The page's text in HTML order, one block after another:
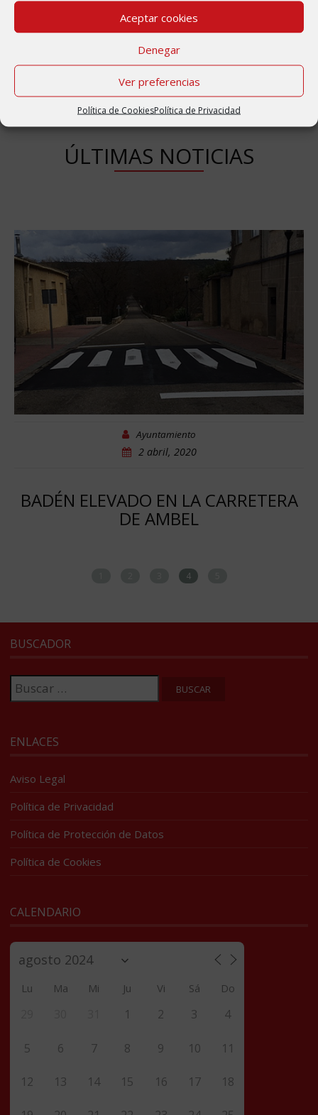
Aceptar cookies
Denegar
Ver preferencias
Política de CookiesPolítica de Privacidad
Marín Ramos en su novela Lorién de Borbuén. Bulbuente también
ha sido documentada como: Bulbuen, Bulbuent y Burguente.
ÚLTIMAS NOTICIAS
Ayuntamiento
2 abril, 2020
BADÉN ELEVADO EN LA CARRETERA
DE AMBEL
4
BUSCADOR
Buscar:
ENLACES
Aviso Legal
Política de Privacidad
Política de Protección de Datos
Política de Cookies
CALENDARIO
Lu Ma Mi Ju Vi Sá Do
1 2 3 4
5 6 7 8 9 10 11
12 13 14 15 16 17 18